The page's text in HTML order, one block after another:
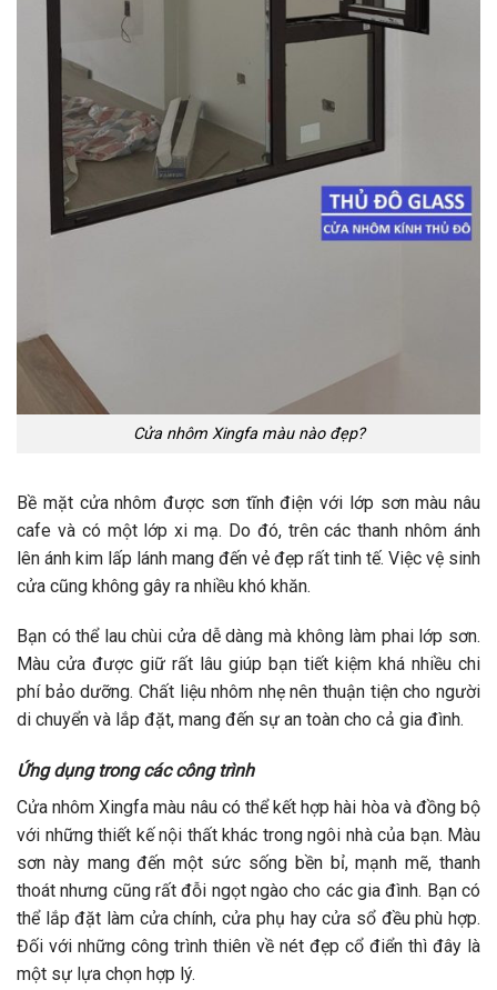
Cửa nhôm Xingfa màu nào đẹp?
Bề mặt cửa nhôm được sơn tĩnh điện với lớp sơn màu nâu
cafe và có một lớp xi mạ. Do đó, trên các thanh nhôm ánh
lên ánh kim lấp lánh mang đến vẻ đẹp rất tinh tế. Việc vệ sinh
cửa cũng không gây ra nhiều khó khăn.
Bạn có thể lau chùi cửa dễ dàng mà không làm phai lớp sơn.
Màu cửa được giữ rất lâu giúp bạn tiết kiệm khá nhiều chi
phí bảo dưỡng. Chất liệu nhôm nhẹ nên thuận tiện cho người
di chuyển và lắp đặt, mang đến sự an toàn cho cả gia đình.
Ứng dụng trong các công trình
Cửa nhôm Xingfa màu nâu có thể kết hợp hài hòa và đồng bộ
với những thiết kế nội thất khác trong ngôi nhà của bạn. Màu
sơn này mang đến một sức sống bền bỉ, mạnh mẽ, thanh
thoát nhưng cũng rất đỗi ngọt ngào cho các gia đình. Bạn có
thể lắp đặt làm cửa chính, cửa phụ hay cửa sổ đều phù hợp.
Đối với những công trình thiên về nét đẹp cổ điển thì đây là
một sự lựa chọn hợp lý.